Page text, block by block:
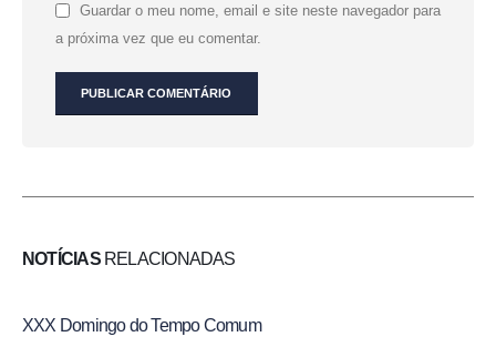
Guardar o meu nome, email e site neste navegador para
a próxima vez que eu comentar.
NOTÍCIASRELACIONADAS
XXX Domingo do Tempo Comum